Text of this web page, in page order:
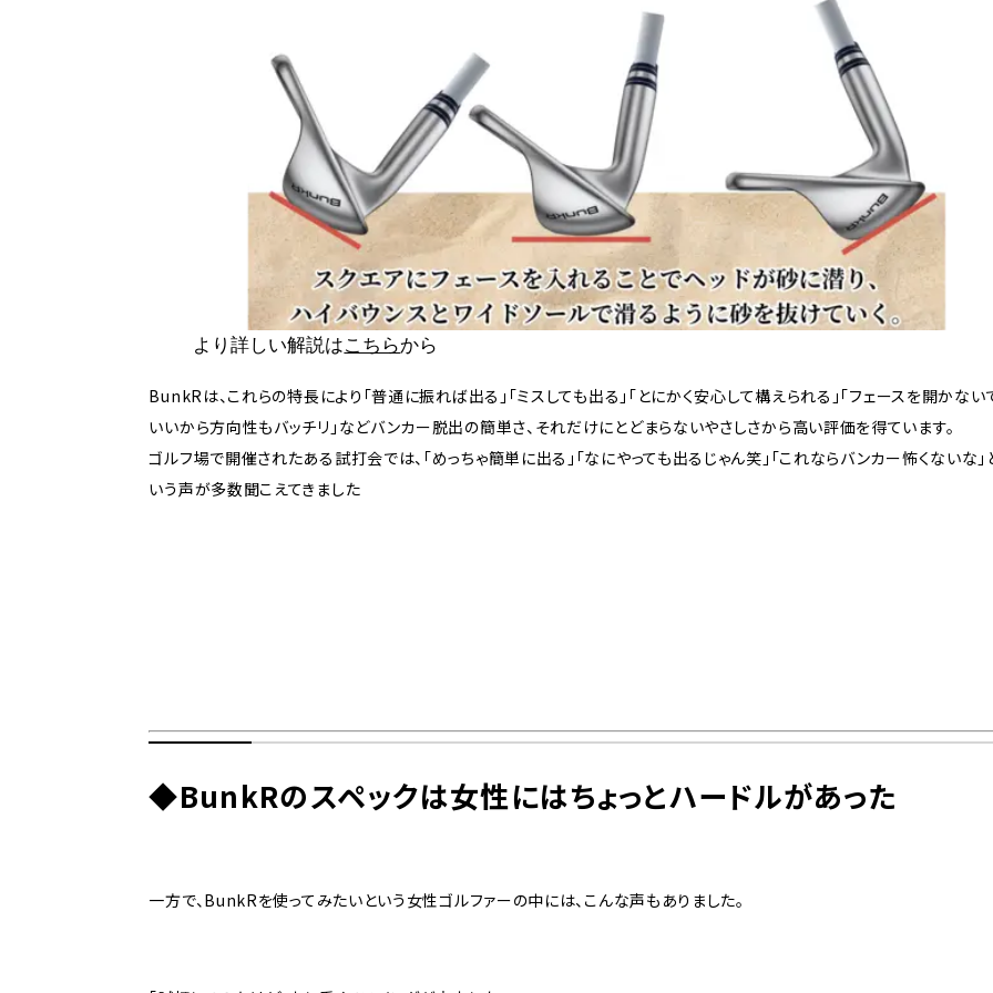
より詳しい解説はこちらから
BunkRは、これらの特長により「普通に振れば出る」「ミスしても出る」「とにかく安心して構えられる」「フェースを開かない
いいから方向性もバッチリ」などバンカー脱出の簡単さ、それだけにとどまらないやさしさから高い評価を得ています。
ゴルフ場で開催されたある試打会では、「めっちゃ簡単に出る」「なにやっても出るじゃん笑」「これならバンカー怖くないな」
いう声が多数聞こえてきました
◆BunkRのスペックは女性にはちょっとハードルがあった
一方で、BunkRを使ってみたいという女性ゴルファーの中には、こんな声もありました。